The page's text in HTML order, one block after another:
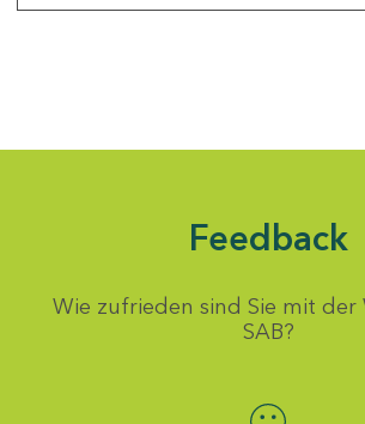
Feedback
Wie zufrieden sind Sie mit der
SAB?
Bewertung